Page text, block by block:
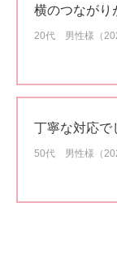
横のつながり
20代 男性様（
丁寧な対応で
50代 男性様（